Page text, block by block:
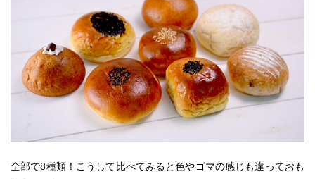
全部で8種類！こうして比べてみると色やゴマの感じも違っておも